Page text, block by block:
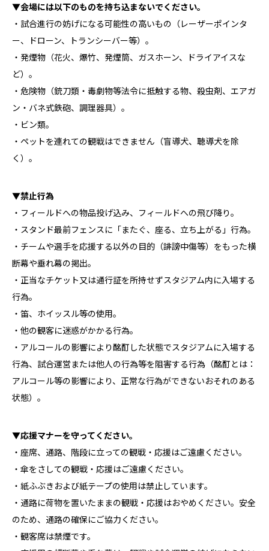
▼会場には以下のものを持ち込まないでください。
・試合進行の妨げになる可能性の高いもの（レーザーポインタ
ー、ドローン、トランシーバー等）。
・発煙物（花火、爆竹、発煙筒、ガスホーン、ドライアイスな
ど）。
・危険物（銃刀類・毒劇物等法令に抵触する物、殺虫剤、エアガ
ン・バネ式鉄砲、調理器具）。
・ビン類。
・ペットを連れての観戦はできません（盲導犬、聴導犬を除
く）。
▼禁止行為
・フィールドへの物品投げ込み、フィールドへの飛び降り。
・スタンド最前フェンスに「またぐ、座る、立ち上がる」行為。
・チームや選手を応援する以外の目的（誹謗中傷等）をもった横
断幕や垂れ幕の掲出。
・正当なチケット又は通行証を所持せずスタジアム内に入場する
行為。
・笛、ホイッスル等の使用。
・他の観客に迷惑がかかる行為。
・アルコールの影響により酩酊した状態でスタジアムに入場する
行為、試合運営または他人の行為等を阻害する行為（酩酊とは：
アルコール等の影響により、正常な行為ができないおそれのある
状態）。
▼応援マナーを守ってください。
・座席、通路、階段に立っての観戦・応援はご遠慮ください。
・傘をさしての観戦・応援はご遠慮ください。
・紙ふぶきおよび紙テープの使用は禁止しています。
・通路に荷物を置いたままの観戦・応援はおやめください。安全
のため、通路の確保にご協力ください。
・観客席は禁煙です。